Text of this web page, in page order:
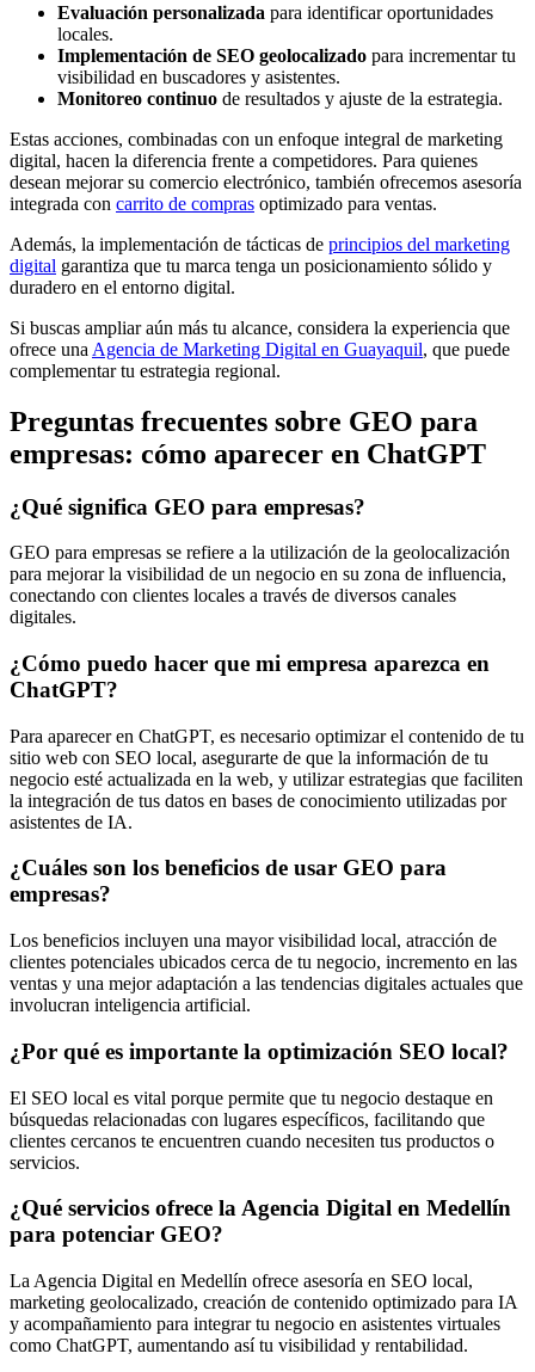
Evaluación personalizada para identificar oportunidades
locales.
Implementación de SEO geolocalizado para incrementar tu
visibilidad en buscadores y asistentes.
Monitoreo continuo de resultados y ajuste de la estrategia.
Estas acciones, combinadas con un enfoque integral de marketing
digital, hacen la diferencia frente a competidores. Para quienes
desean mejorar su comercio electrónico, también ofrecemos asesoría
integrada con carrito de compras optimizado para ventas.
Además, la implementación de tácticas de principios del marketing
digital garantiza que tu marca tenga un posicionamiento sólido y
duradero en el entorno digital.
Si buscas ampliar aún más tu alcance, considera la experiencia que
ofrece una Agencia de Marketing Digital en Guayaquil, que puede
complementar tu estrategia regional.
Preguntas frecuentes sobre GEO para
empresas: cómo aparecer en ChatGPT
¿Qué significa GEO para empresas?
GEO para empresas se refiere a la utilización de la geolocalización
para mejorar la visibilidad de un negocio en su zona de influencia,
conectando con clientes locales a través de diversos canales
digitales.
¿Cómo puedo hacer que mi empresa aparezca en
ChatGPT?
Para aparecer en ChatGPT, es necesario optimizar el contenido de tu
sitio web con SEO local, asegurarte de que la información de tu
negocio esté actualizada en la web, y utilizar estrategias que faciliten
la integración de tus datos en bases de conocimiento utilizadas por
asistentes de IA.
¿Cuáles son los beneficios de usar GEO para
empresas?
Los beneficios incluyen una mayor visibilidad local, atracción de
clientes potenciales ubicados cerca de tu negocio, incremento en las
ventas y una mejor adaptación a las tendencias digitales actuales que
involucran inteligencia artificial.
¿Por qué es importante la optimización SEO local?
El SEO local es vital porque permite que tu negocio destaque en
búsquedas relacionadas con lugares específicos, facilitando que
clientes cercanos te encuentren cuando necesiten tus productos o
servicios.
¿Qué servicios ofrece la Agencia Digital en Medellín
para potenciar GEO?
La Agencia Digital en Medellín ofrece asesoría en SEO local,
marketing geolocalizado, creación de contenido optimizado para IA
y acompañamiento para integrar tu negocio en asistentes virtuales
como ChatGPT, aumentando así tu visibilidad y rentabilidad.